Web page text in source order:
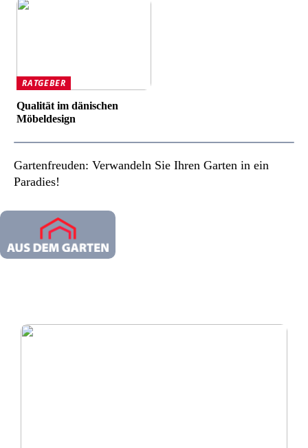
RATGEBER
Qualität im dänischen
Möbeldesign
Gartenfreuden: Verwandeln Sie Ihren Garten in ein
Paradies!